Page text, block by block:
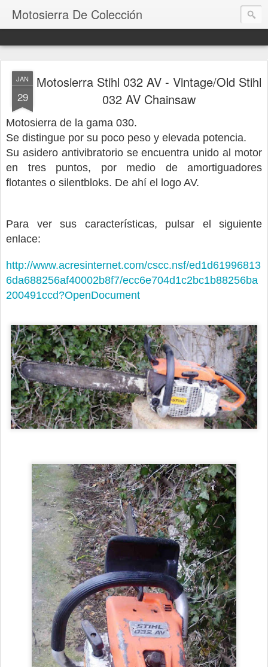
Motosierra De Colección
JAN
29
Motosierra Stihl 032 AV - Vintage/Old Stihl
032 AV Chainsaw
Motosierra de la gama 030.
Se distingue por su poco peso y elevada potencia.
Su asidero antivibratorio se encuentra unido al motor
en tres puntos, por medio de amortiguadores
flotantes o silentbloks. De ahí el logo AV.
Para ver sus características, pulsar el siguiente
enlace:
http://www.acresinternet.com/cscc.nsf/ed1d61996813
6da688256af40002b8f7/ecc6e704d1c2bc1b88256ba
200491ccd?OpenDocument